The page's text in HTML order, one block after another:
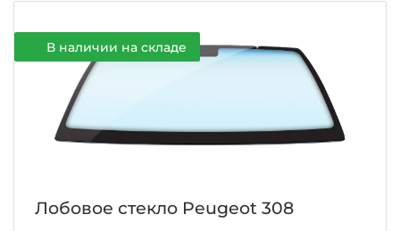
В наличии на складе
Лобовое стекло Peugeot 308